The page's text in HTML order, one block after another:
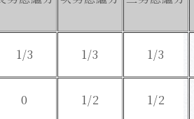
1/3 1/3 1/3
0 1/2 1/2